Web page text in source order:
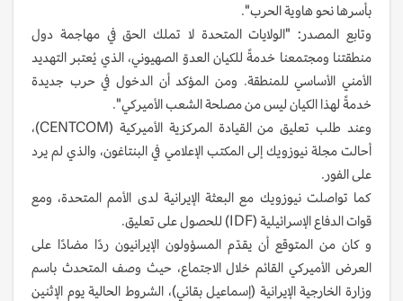
بأسرها نحو هاوية الحرب".
وتابع المصدر: "الولايات المتحدة لا تملك الحق في مهاجمة دول
منطقتنا ومجتمعنا خدمةً للكيان العدوّ الصهيوني، الذي يُعتبر التهديد
الأمني الأساسي للمنطقة. ومن المؤكد أن الدخول في حرب جديدة
خدمةً لهذا الكيان ليس من مصلحة الشعب الأميركي".
وعند طلب تعليق من القيادة المركزية الأميركية (CENTCOM)،
أحالت مجلة نيوزويك إلى المكتب الإعلامي في البنتاغون، والذي لم يرد
على الفور.
كما تواصلت نيوزويك مع البعثة الإيرانية لدى الأمم المتحدة، ومع
قوات الدفاع الإسرائيلية (IDF) للحصول على تعليق.
و كان من المتوقع أن يقدّم المسؤولون الإيرانيون ردًا مضادًا على
العرض الأميركي القائم خلال الاجتماع، حيث وصف المتحدث باسم
وزارة الخارجية الإيرانية (إسماعيل بقائي)، الشروط الحالية يوم الإثنين